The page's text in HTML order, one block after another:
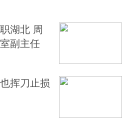
湖北 周
副主任
挥刀止损